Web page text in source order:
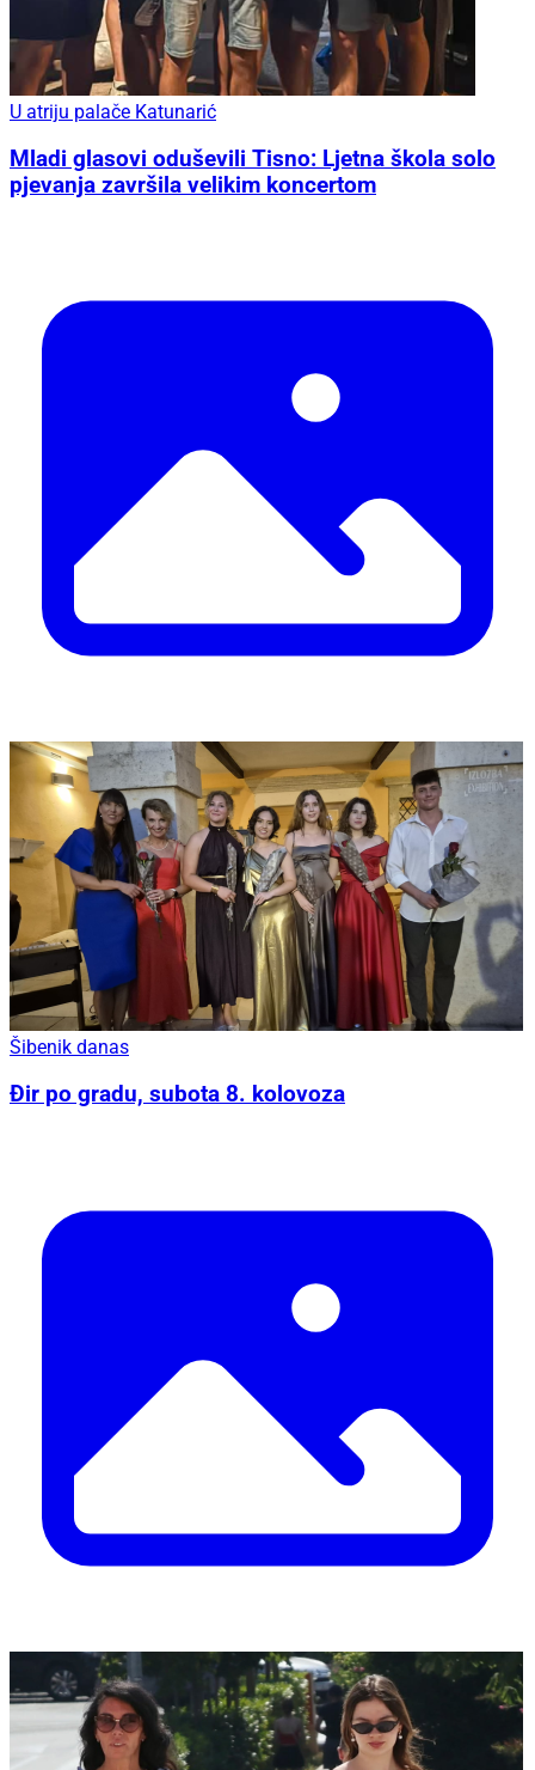
U atriju palače Katunarić
Mladi glasovi oduševili Tisno: Ljetna škola solo
pjevanja završila velikim koncertom
Šibenik danas
Đir po gradu, subota 8. kolovoza